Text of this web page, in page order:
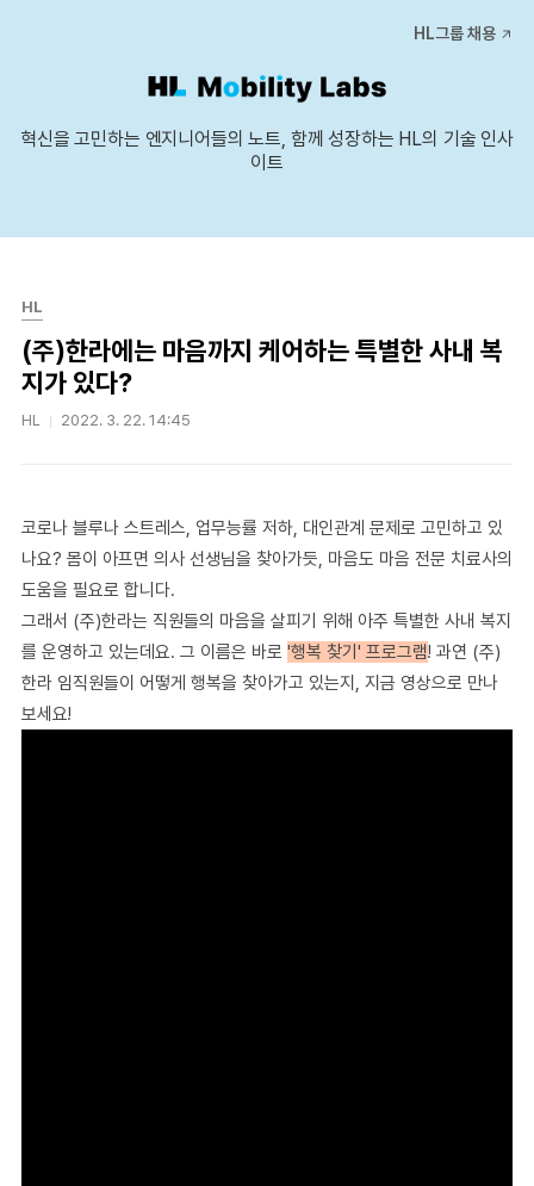
HL그룹 채용
혁신을 고민하는 엔지니어들의 노트, 함께 성장하는 HL의 기술 인사
이트
HL
(주)한라에는 마음까지 케어하는 특별한 사내 복
지가 있다?
HL 2022. 3. 22. 14:45
코로나 블루나 스트레스, 업무능률 저하, 대인관계 문제로 고민하고 있
나요? 몸이 아프면 의사 선생님을 찾아가듯, 마음도 마음 전문 치료사의
도움을 필요로 합니다.
그래서 (주)한라는 직원들의 마음을 살피기 위해 아주 특별한 사내 복지
를 운영하고 있는데요. 그 이름은 바로 '행복 찾기' 프로그램! 과연 (주)
한라 임직원들이 어떻게 행복을 찾아가고 있는지, 지금 영상으로 만나
보세요!